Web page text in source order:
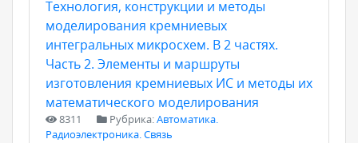
Технология, конструкции и методы
моделирования кремниевых
интегральных микросхем. В 2 частях.
Часть 2. Элементы и маршруты
изготовления кремниевых ИС и методы их
математического моделирования
8311 Рубрика:Автоматика.
Радиоэлектроника. Связь